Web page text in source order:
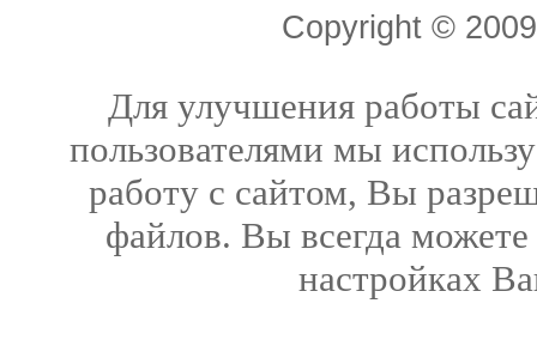
Copyright ©
Для улучшения работы
пользователями мы
работу с сайтом, Вы
файлов. Вы всегда
настройках